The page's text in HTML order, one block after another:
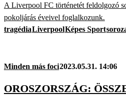
A Liverpool FC történetét feldolgozó
pokoljárás éveivel foglalkozunk.
tragédiaLiverpoolKépes Sport
Minden más foci2023.05.31. 14:06
OROSZORSZÁG: